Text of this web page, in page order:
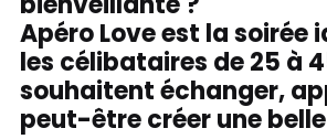
Apéro Love est la soirée
les célibataires de 25 à
souhaitent échanger,
peut-être créer une